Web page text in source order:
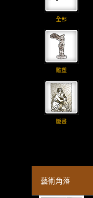
全部
雕塑
版畫
藝術角落